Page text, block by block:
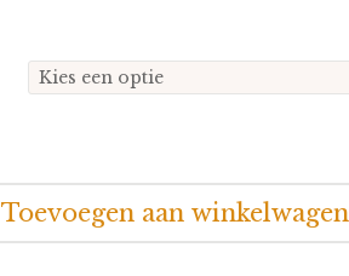
Toevoegen aan winkelwagen